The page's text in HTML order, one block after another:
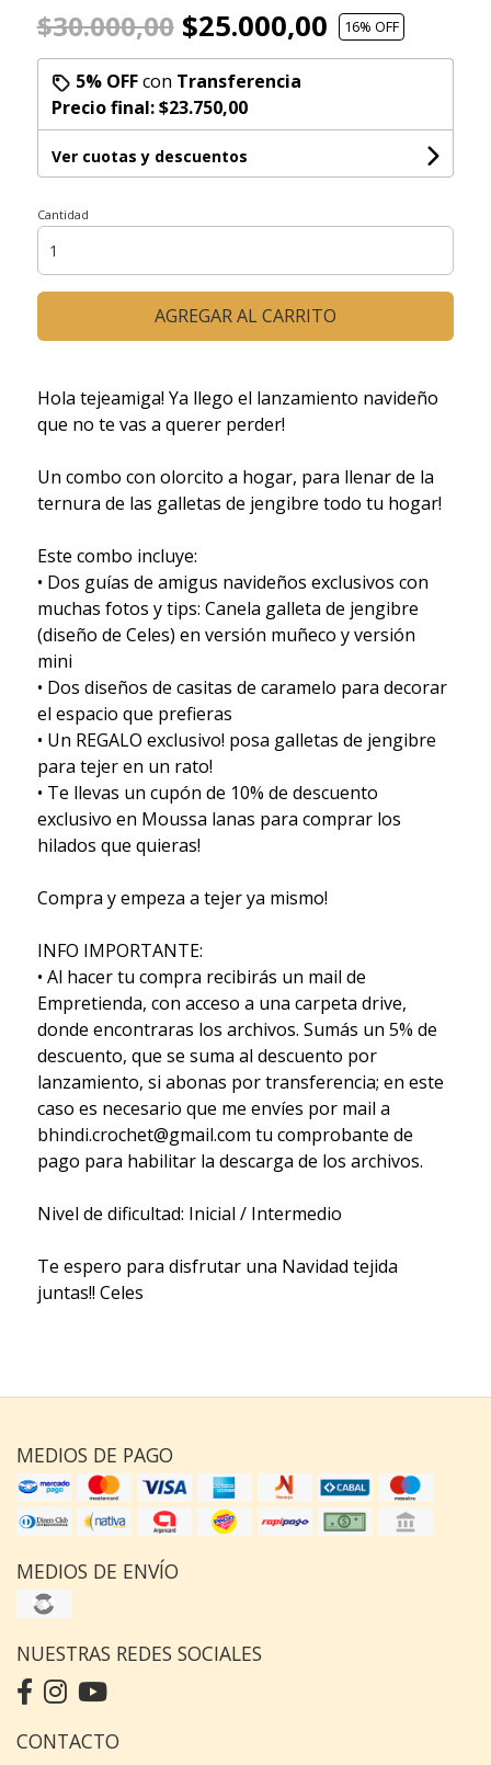
$30.000,00$25.000,00 16% OFF
5% OFFcon Transferencia
Precio final:$23.750,00
Ver cuotas y descuentos
Cantidad
AGREGAR AL CARRITO
Hola tejeamiga! Ya llego el lanzamiento navideño
que no te vas a querer perder!
Un combo con olorcito a hogar, para llenar de la
ternura de las galletas de jengibre todo tu hogar!
Este combo incluye:
• Dos guías de amigus navideños exclusivos con
muchas fotos y tips: Canela galleta de jengibre
(diseño de Celes) en versión muñeco y versión
mini
• Dos diseños de casitas de caramelo para decorar
el espacio que prefieras
• Un REGALO exclusivo! posa galletas de jengibre
para tejer en un rato!
• Te llevas un cupón de 10% de descuento
exclusivo en Moussa lanas para comprar los
hilados que quieras!
Compra y empeza a tejer ya mismo!
INFO IMPORTANTE:
• Al hacer tu compra recibirás un mail de
Empretienda, con acceso a una carpeta drive,
donde encontraras los archivos. Sumás un 5% de
descuento, que se suma al descuento por
lanzamiento, si abonas por transferencia; en este
caso es necesario que me envíes por mail a
bhindi.crochet@gmail.com tu comprobante de
pago para habilitar la descarga de los archivos.
Nivel de dificultad: Inicial / Intermedio
Te espero para disfrutar una Navidad tejida
juntas!! Celes
MEDIOS DE PAGO
MEDIOS DE ENVÍO
NUESTRAS REDES SOCIALES
CONTACTO